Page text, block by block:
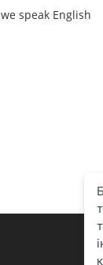
we speak English